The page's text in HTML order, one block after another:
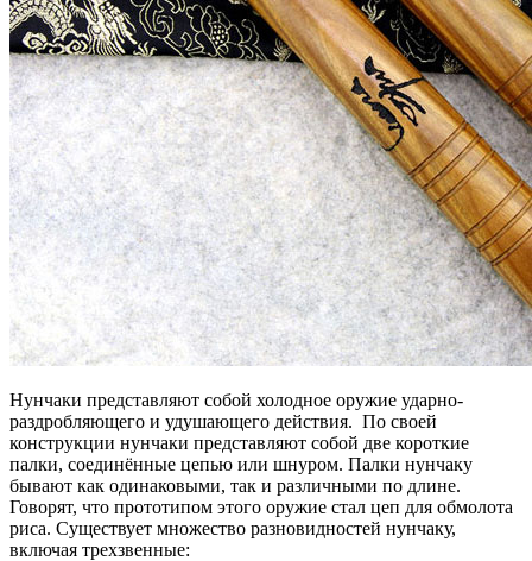
Нунчаки представляют собой холодное оружие ударно-
раздробляющего и удушающего действия. По своей
конструкции нунчаки представляют собой две короткие
палки, соединённые цепью или шнуром. Палки нунчаку
бывают как одинаковыми, так и различными по длине.
Говорят, что прототипом этого оружие стал цеп для обмолота
риса. Существует множество разновидностей нунчаку,
включая трехзвенные: